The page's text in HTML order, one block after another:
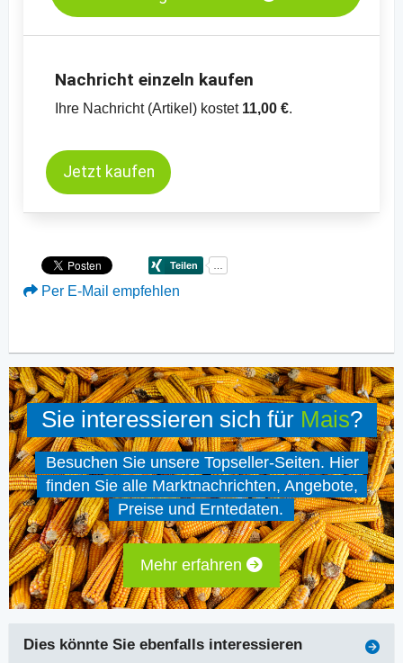
Nachricht einzeln kaufen
Ihre Nachricht (Artikel) kostet 11,00 €.
Jetzt kaufen
Per E-Mail empfehlen
Sie interessieren sich für Mais?
Besuchen Sie unsere Topseller-Seiten. Hier
finden Sie alle Marktnachrichten, Angebote,
Preise und Erntedaten.
Mehr erfahren
Dies könnte Sie ebenfalls interessieren